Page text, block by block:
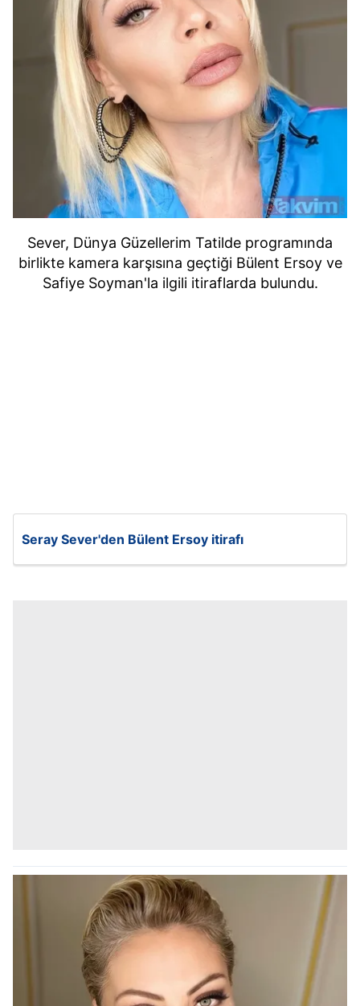
Sever, Dünya Güzellerim Tatilde programında
birlikte kamera karşısına geçtiği Bülent Ersoy ve
Safiye Soyman'la ilgili itiraflarda bulundu.
Seray Sever'den Bülent Ersoy itirafı